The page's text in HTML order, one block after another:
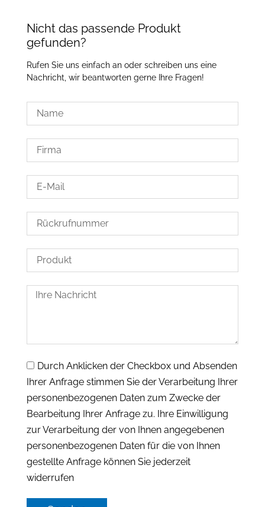
Nicht das passende Produkt
gefunden?
Rufen Sie uns einfach an oder schreiben uns eine
Nachricht, wir beantworten gerne Ihre Fragen!
Durch Anklicken der Checkbox und Absenden
Ihrer Anfrage stimmen Sie der Verarbeitung Ihrer
personenbezogenen Daten zum Zwecke der
Bearbeitung Ihrer Anfrage zu. Ihre Einwilligung
zur Verarbeitung der von Ihnen angegebenen
personenbezogenen Daten für die von Ihnen
gestellte Anfrage können Sie jederzeit
widerrufen